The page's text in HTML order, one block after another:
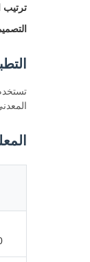
ترتيب